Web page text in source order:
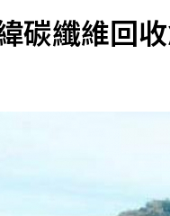
碳纖維回